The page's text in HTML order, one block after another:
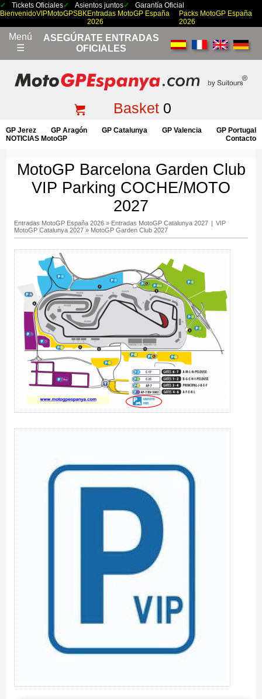
Tickets Oficiales Asientos juntos
Garantía Oficial
BienvenidoVIPMotoGPSBKEntradas MotoGP España
2026
Packs MotoGP España
2026
Menú
☰
ASEGÚRATE ENTRADAS
OFICIALES
Basket0
GP Jerez GP Aragón GP Catalunya GP Valencia
GP Portugal
NOTICIAS MotoGP
Contacto
MotoGP Barcelona Garden Club
VIP Parking COCHE/MOTO
2027
Entradas MotoGP España 2026» Entradas MotoGP Catalunya 2027 | VIP
MotoGP Catalunya 2027» MotoGP Garden Club 2027